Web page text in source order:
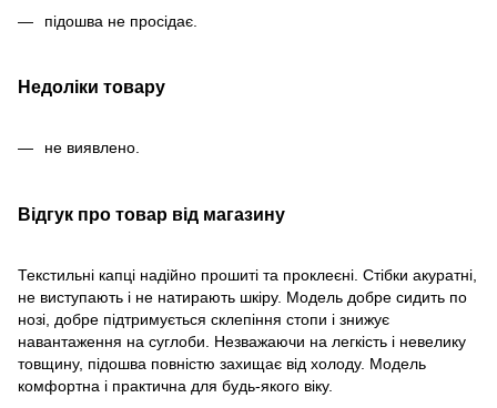
підошва не просідає.
Недоліки товару
не виявлено.
Відгук про товар від магазину
Текстильні капці надійно прошиті та проклеєні. Стібки акуратні,
не виступають і не натирають шкіру. Модель добре сидить по
нозі, добре підтримується склепіння стопи і знижує
навантаження на суглоби. Незважаючи на легкість і невелику
товщину, підошва повністю захищає від холоду. Модель
комфортна і практична для будь-якого віку.